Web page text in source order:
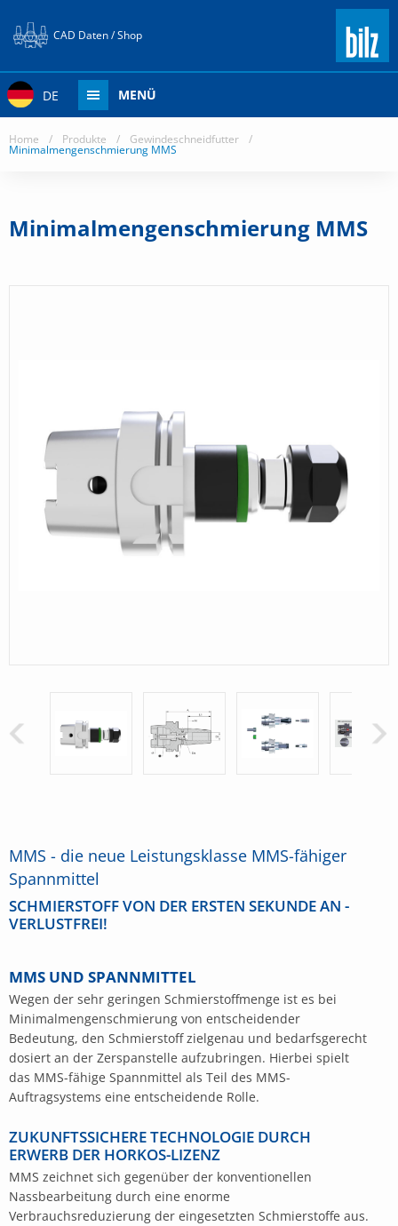
CAD Daten / Shop
DE MENÜ
Home / Produkte / Gewindeschneidfutter /
Minimalmengenschmierung MMS
Minimalmengenschmierung MMS
MMS - die neue Leistungsklasse MMS-fähiger
Spannmittel
SCHMIERSTOFF VON DER ERSTEN SEKUNDE AN -
VERLUSTFREI!
MMS UND SPANNMITTEL
Wegen der sehr geringen Schmierstoffmenge ist es bei
Minimalmengenschmierung von entscheidender
Bedeutung, den Schmierstoff zielgenau und bedarfsgerecht
dosiert an der Zerspanstelle aufzubringen. Hierbei spielt
das MMS-fähige Spannmittel als Teil des MMS-
Auftragsystems eine entscheidende Rolle.
ZUKUNFTSSICHERE TECHNOLOGIE DURCH
ERWERB DER HORKOS-LIZENZ
MMS zeichnet sich gegenüber der konventionellen
Nassbearbeitung durch eine enorme
Verbrauchsreduzierung der eingesetzten Schmierstoffe aus.